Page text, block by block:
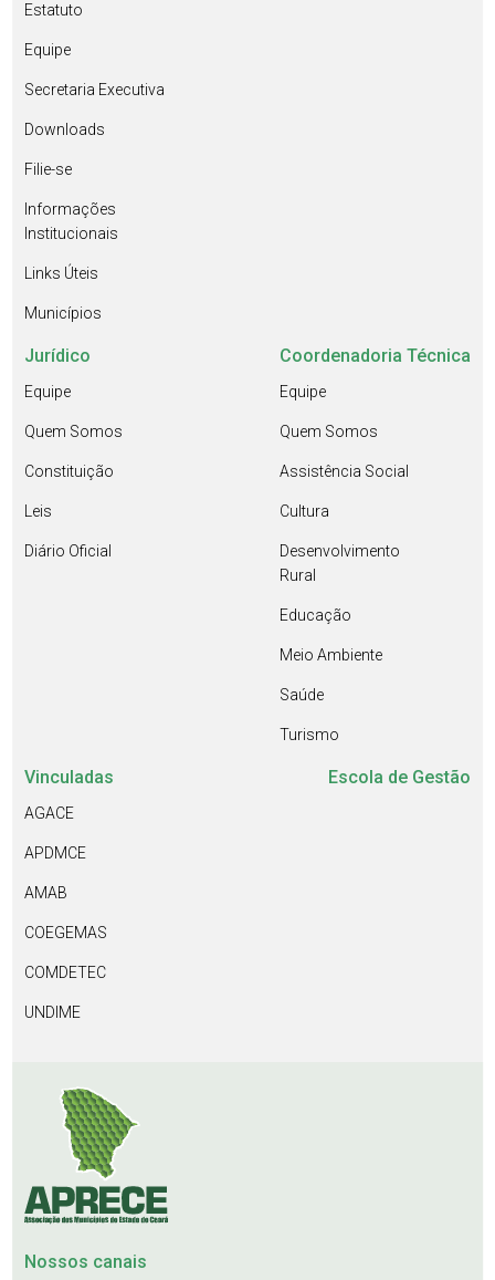
Estatuto
Equipe
Secretaria Executiva
Downloads
Filie-se
Informações
Institucionais
Links Úteis
Municípios
Jurídico
Equipe
Quem Somos
Constituição
Leis
Diário Oficial
Coordenadoria Técnica
Equipe
Quem Somos
Assistência Social
Cultura
Desenvolvimento
Rural
Educação
Meio Ambiente
Saúde
Turismo
Vinculadas
AGACE
APDMCE
AMAB
COEGEMAS
COMDETEC
UNDIME
Escola de Gestão
Nossos canais